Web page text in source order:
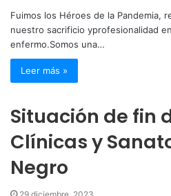
Fuimos los Héroes de la Pandemia,
nuestro sacrificio yprofesionalidad
enfermo.Somos una…
Leer más »
Situación de fin
Clínicas y
Negro
29 diciembre, 2023